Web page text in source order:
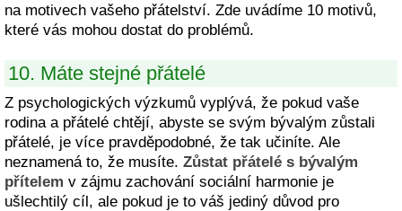
na motivech vašeho přátelství. Zde uvádíme 10 motivů,
které vás mohou dostat do problémů.
10. Máte stejné přátelé
Z psychologických výzkumů vyplývá, že pokud vaše
rodina a přátelé chtějí, abyste se svým bývalým zůstali
přátelé, je více pravděpodobné, že tak učiníte. Ale
neznamená to, že musíte. Zůstat přátelé s bývalým
přítelem v zájmu zachování sociální harmonie je
ušlechtilý cíl, ale pokud je to váš jediný důvod pro